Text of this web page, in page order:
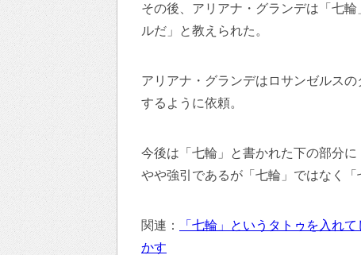
その後、アリアナ・グランデは「七
ルだ」と教えられた。
アリアナ・グランデはロサンゼルス
するように依頼。
今後は「七輪」と書かれた下の部分
やや強引であるが「七輪」ではなく
関連：
「七輪」というタトゥを入れ
かす